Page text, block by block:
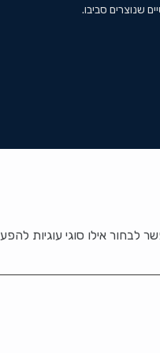
שנוצרים סביבו.
אילו סוגי עוגיות